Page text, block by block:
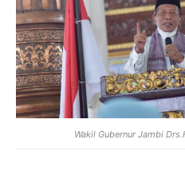
Wakil Gubernur Jambi